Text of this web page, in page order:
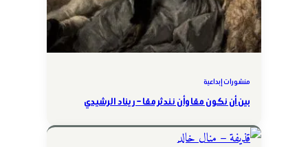
منشورات إبداعية
بين أن نكون معًا وأن نندثر معًا – ريناد الرشيدي